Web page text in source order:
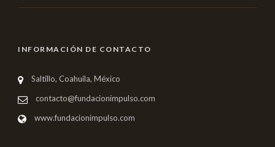
INFORMACIÓN DE CONTACTO
Saltillo, Coahuila, México
contacto@fundacionimpulso.com
www.fundacionimpulso.com